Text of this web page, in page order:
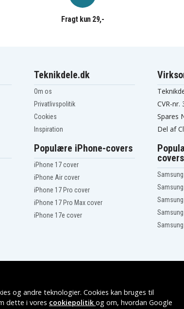
Fragt kun 29,-
Teknikdele.dk
Om os
Privatlivspolitik
Cookies
Inspiration
CVR-nr.
Spares
Del af
Populære iPhone-covers
iPhone 17 cover
iPhone Air cover
iPhone 17 Pro cover
iPhone 17 Pro Max cover
iPhone 17e cover
covers
Samsung
og andre teknologier. Cookies kan bruges til
dette i vores cookiepolitik og om, hvordan Google